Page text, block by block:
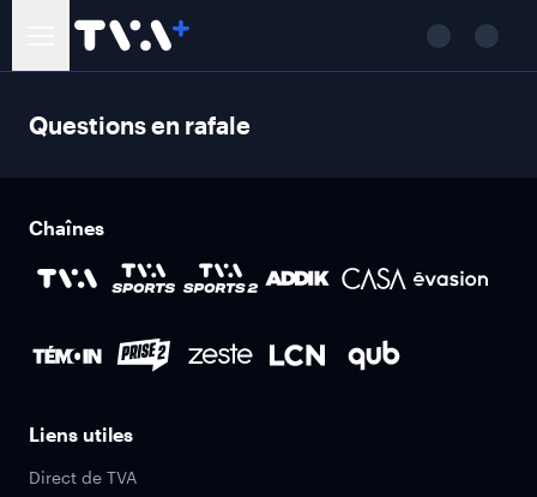
Questions en rafale
Chaînes
Liens utiles
Direct de TVA